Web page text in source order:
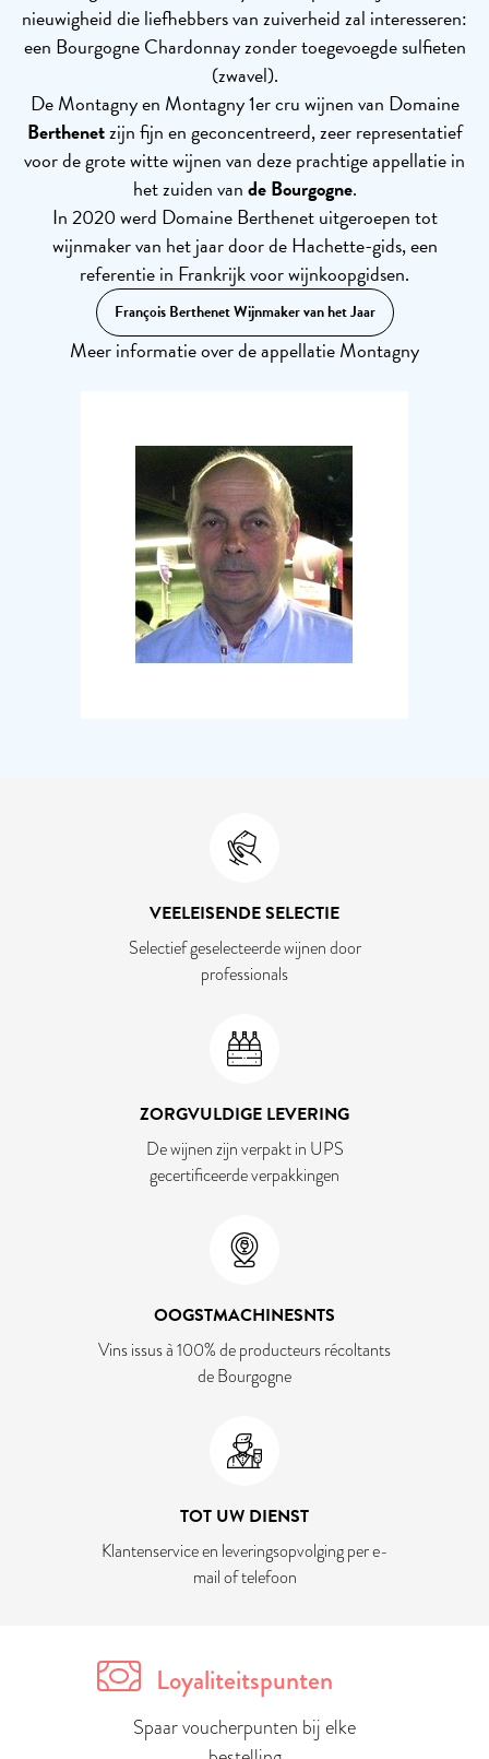
nieuwigheid die liefhebbers van zuiverheid zal interesseren:
een Bourgogne Chardonnay zonder toegevoegde sulfieten
(zwavel).
De Montagny en Montagny 1er cru wijnen van Domaine
Berthenetzijn fijn en geconcentreerd, zeer representatief
voor de grote witte wijnen van deze prachtige appellatie in
het zuiden vande Bourgogne.
In 2020 werd Domaine Berthenet uitgeroepen tot
wijnmaker van het jaar door de Hachette-gids, een
referentie in Frankrijk voor wijnkoopgidsen.
François Berthenet Wijnmaker van het Jaar
Meer informatie over de appellatie Montagny
VEELEISENDE SELECTIE
Selectief geselecteerde wijnen door
professionals
ZORGVULDIGE LEVERING
De wijnen zijn verpakt in UPS
gecertificeerde verpakkingen
OOGSTMACHINESNTS
Vins issus à 100% de producteurs récoltants
de Bourgogne
TOT UW DIENST
Klantenservice en leveringsopvolging per e-
mail of telefoon
Loyaliteitspunten
Spaar voucherpunten bij elke